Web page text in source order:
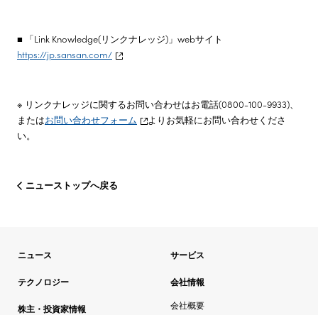
会社情報
サステナビリティ
■ 「Link Knowledge(リンクナレッジ)」webサイト
https://jp.sansan.com/
※ リンクナレッジに関するお問い合わせはお電話(0800-100-9933)、
またはお問い合わせフォーム
よりお気軽にお問い合わせくださ
い。
ニューストップへ戻る
ニュース サービス
テクノロジー
会社情報
会社概要
株主・投資家情報